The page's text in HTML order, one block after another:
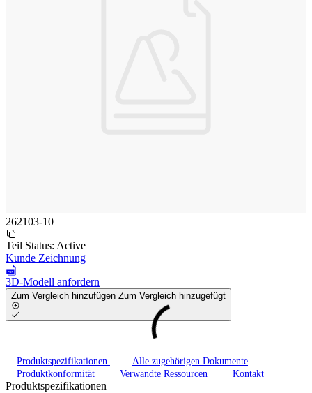
262103-10
Teil Status: Active
Kunde Zeichnung
3D-Modell anfordern
Zum Vergleich hinzufügen Zum Vergleich hinzugefügt
Produktspezifikationen
Alle zugehörigen Dokumente
Produktkonformität
Verwandte Ressourcen Kontakt
Produktspezifikationen